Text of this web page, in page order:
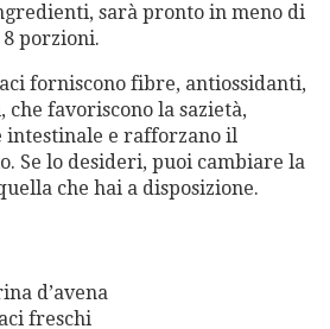
sarà pronto in meno di
porzioni.
forniscono fibre, antiossidanti,
favoriscono la sazietà,
intestinale e rafforzano il
Se lo desideri, puoi cambiare la
che hai a disposizione.
d’avena
freschi